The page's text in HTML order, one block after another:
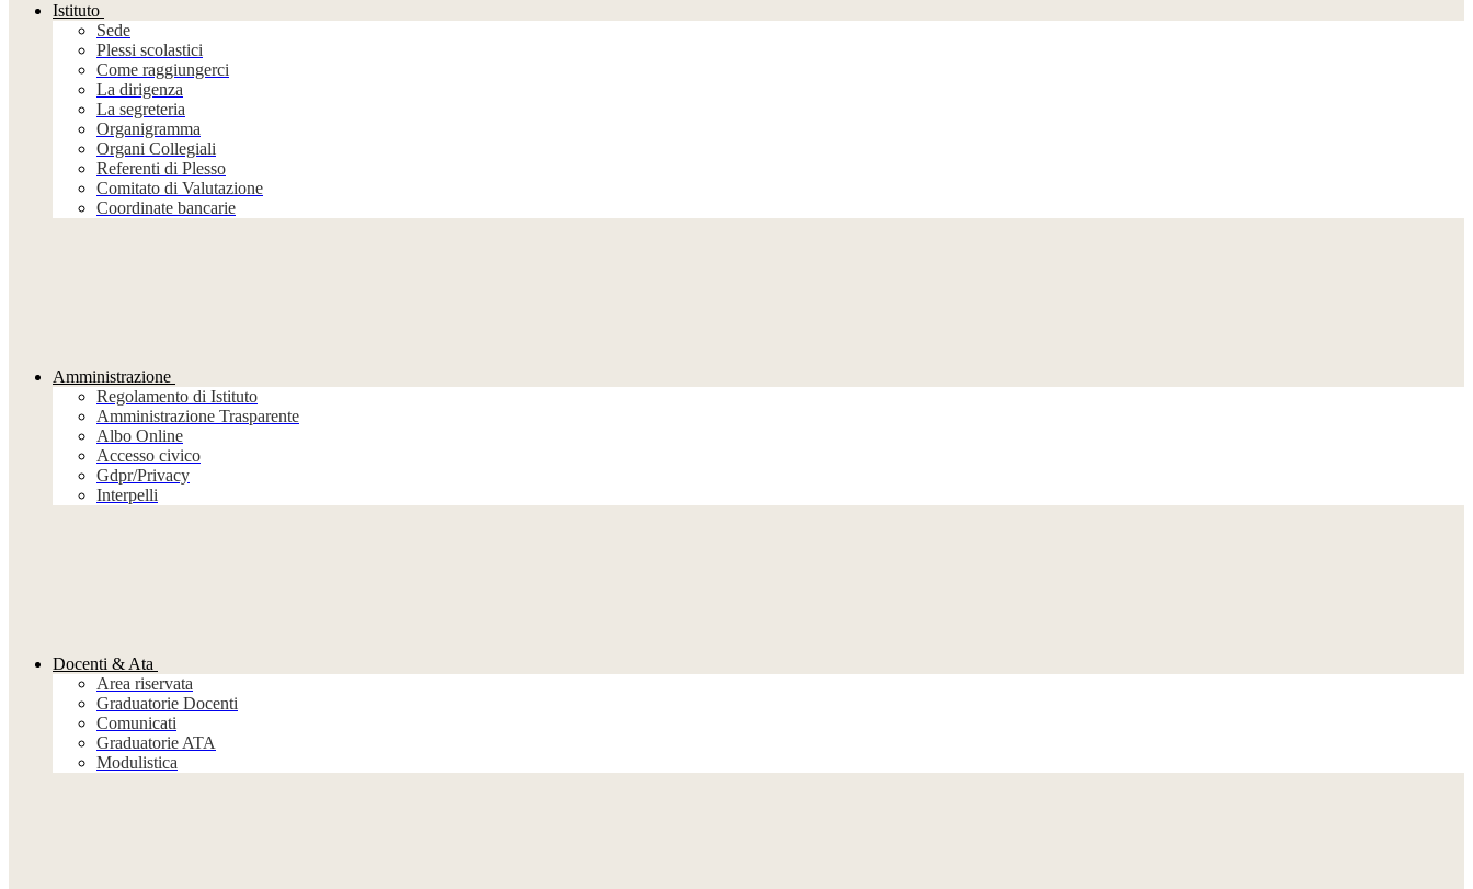
Istituto
Sede
Plessi scolastici
Come raggiungerci
La dirigenza
La segreteria
Organigramma
Organi Collegiali
Referenti di Plesso
Comitato di Valutazione
Coordinate bancarie
Amministrazione
Regolamento di Istituto
Amministrazione Trasparente
Albo Online
Accesso civico
Gdpr/Privacy
Interpelli
Docenti & Ata
Area riservata
Graduatorie Docenti
Comunicati
Graduatorie ATA
Modulistica